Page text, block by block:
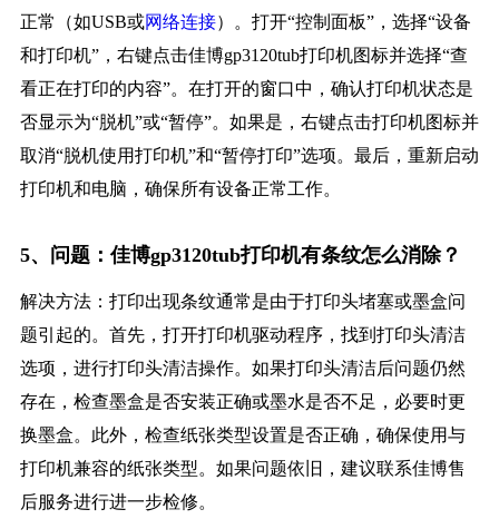
正常（如USB或网络连接）。打开“控制面板”，选择“设备
和打印机”，右键点击佳博gp3120tub打印机图标并选择“查
看正在打印的内容”。在打开的窗口中，确认打印机状态是
否显示为“脱机”或“暂停”。如果是，右键点击打印机图标并
取消“脱机使用打印机”和“暂停打印”选项。最后，重新启动
打印机和电脑，确保所有设备正常工作。
5、问题：佳博gp3120tub打印机有条纹怎么消除？
解决方法：打印出现条纹通常是由于打印头堵塞或墨盒问
题引起的。首先，打开打印机驱动程序，找到打印头清洁
选项，进行打印头清洁操作。如果打印头清洁后问题仍然
存在，检查墨盒是否安装正确或墨水是否不足，必要时更
换墨盒。此外，检查纸张类型设置是否正确，确保使用与
打印机兼容的纸张类型。如果问题依旧，建议联系佳博售
后服务进行进一步检修。